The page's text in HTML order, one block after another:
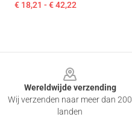
€ 18,21 - € 42,22
Wereldwijde verzending
Wij verzenden naar meer dan 200
landen